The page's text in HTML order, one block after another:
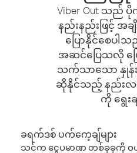
Viber Out သ
နည်းနည်းဖြင့် အချိ
ပြောနိုင်စေပ
အဆင်ပြေသလို ပြ
သက်သာသော နှုန်းထ
ဆိုနိုင်သည့် နည်းလမ်
ကို ရွေး
ခရက်ဒစ် ပက်ကေ့ချ်များ
သင်က ငွေပမာဏ တစ်ခုခုကို